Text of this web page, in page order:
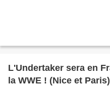
L'Undertaker sera en
la WWE ! (Nice et Paris)